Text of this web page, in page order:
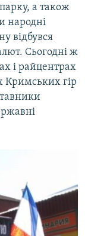
а також
народні
відбувся
Сьогодні ж
і райцентрах
Кримських гір